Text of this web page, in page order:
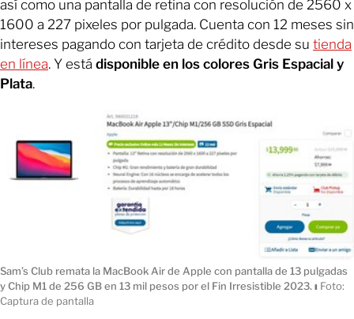
así como una pantalla de retina con resolución de 2560 x
1600 a 227 pixeles por pulgada. Cuenta con 12 meses sin
intereses pagando con tarjeta de crédito desde su tienda
en línea. Y está disponible en los colores Gris Espacial y
Plata.
Sam’s Club remata la MacBook Air de Apple con pantalla de 13 pulgadas
y Chip M1 de 256 GB en 13 mil pesos por el Fin Irresistible 2023. ı Foto:
Captura de pantalla